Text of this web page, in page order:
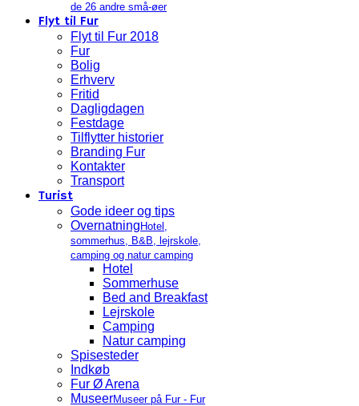
de 26 andre små-øer
Flyt til Fur
Flyt til Fur 2018
Fur
Bolig
Erhverv
Fritid
Dagligdagen
Festdage
Tilflytter historier
Branding Fur
Kontakter
Transport
Turist
Gode ideer og tips
Overnatning Hotel,
sommerhus, B&B, lejrskole,
camping og natur camping
Hotel
Sommerhuse
Bed and Breakfast
Lejrskole
Camping
Natur camping
Spisesteder
Indkøb
Fur Ø Arena
MuseerMuseer på Fur - Fur